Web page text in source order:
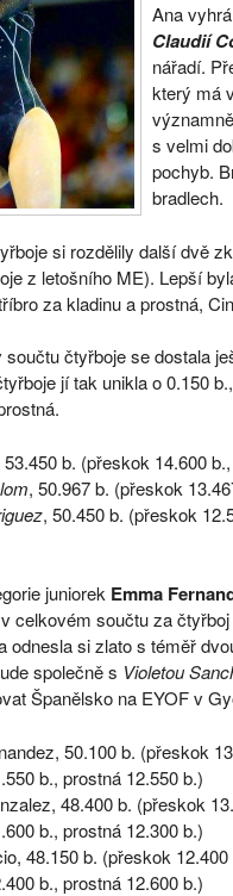
Ana
Claudií
nářadí.
který má
s velmi
pochyb.
bradlech.
si rozdělily další dvě
z letošního ME). Lepší
za kladinu a prostná,
součtu čtyřboje se dostala
jí tak unikla o 0.150
53.450 b. (přeskok 14.600
, 50.967 b. (přeskok
, 50.450 b. (přeskok
juniorek Emma
celkovém součtu za
odnesla si zlato s téměř
společně s Violetou
Španělsko na EYOF v
50.100 b. (přeskok
b., prostná 12.550 b.)
48.400 b. (přeskok
b., prostná 12.300 b.)
48.150 b. (přeskok 12.400
b., prostná 12.600 b.)